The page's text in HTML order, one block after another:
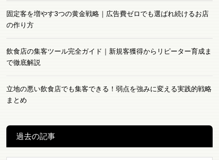
固定客を増やす3つの黄金戦略｜広告費ゼロでも選ばれ続けるお店
の作り方
飲食店の集客ツール完全ガイド｜新規客獲得からリピーター育成ま
で徹底解説
立地の悪い飲食店でも集客できる！弱点を強みに変える実践的戦略
まとめ
過去の記事